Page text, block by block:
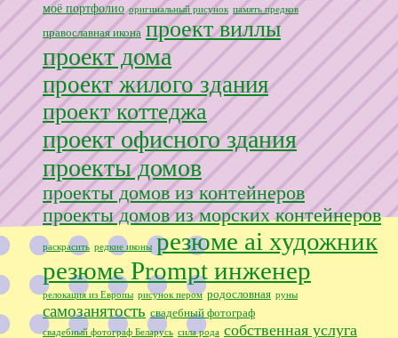
моё портфолио оригинальный рисунок память предков
православная икона проект виллы
проект дома
проект жилого здания
проект коттеджа
проект офисного здания
проекты домов
проекты домов из контейнеров
проекты домов из морских контейнеров
раскрасить редкие иконы резюме ai художник
резюме Prompt инженер
релокация из Европы рисунок пером родословная руны
самозанятость свадебный фотограф
свадебный фотограф Беларусь сила рода собственная услуга